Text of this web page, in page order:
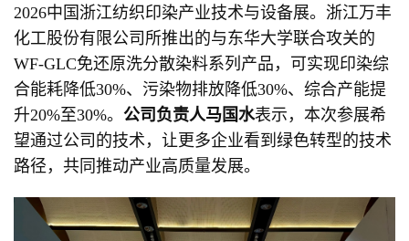
2026中国浙江纺织印染产业技术与设备展。浙江万丰
化工股份有限公司所推出的与东华大学联合攻关的
WF-GLC免还原洗分散染料系列产品，可实现印染综
合能耗降低30%、污染物排放降低30%、综合产能提
升20%至30%。 公司负责人马国水表示，本次参展希
望通过公司的技术，让更多企业看到绿色转型的技术
路径，共同推动产业高质量发展。